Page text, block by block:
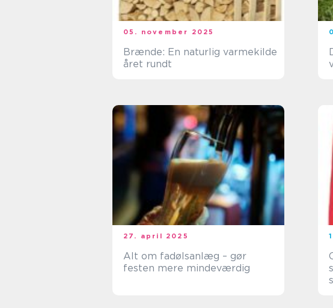
05. november 2025
Brænde: En naturlig varmekilde
året rundt
27. april 2025
Alt om fadølsanlæg – gør
festen mere mindeværdig